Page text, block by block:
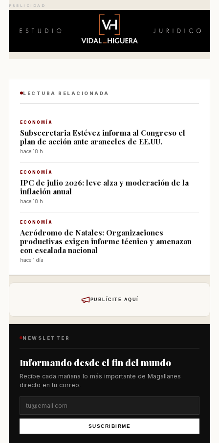
PUBLICIDAD
LECTURA RELACIONADA
ECONOMÍA
Subsecretaria Estévez informa al Congreso el
plan de acción ante aranceles de EE.UU.
hace 18 h
ECONOMÍA
IPC de julio 2026: leve alza y moderación de la
inflación anual
hace 18 h
ECONOMÍA
Aeródromo de Natales: Organizaciones
productivas exigen informe técnico y amenazan
con escalada nacional
hace 1 día
PUBLÍCITE AQUÍ
NEWSLETTER
Informando desde el fin del mundo
Recibe cada mañana lo más importante de Magallanes
directo en tu correo.
SUSCRIBIRME